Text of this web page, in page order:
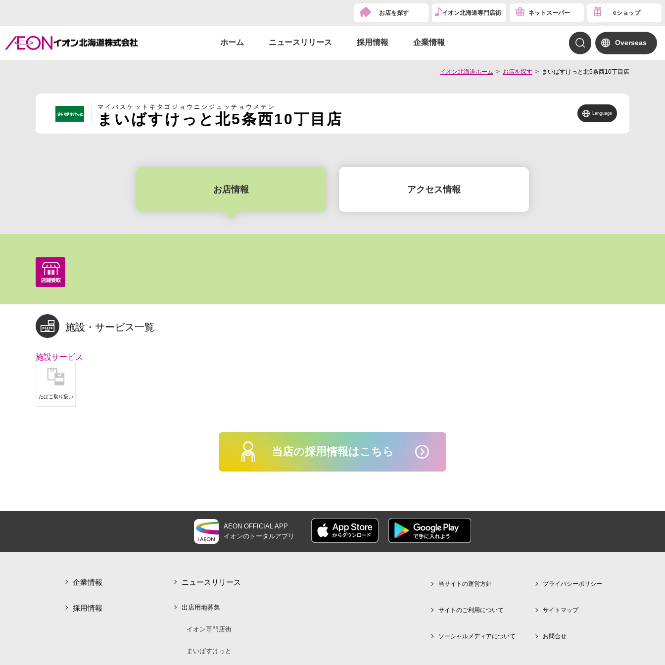
お店を探す イオン北海道専門店街 ネットスーパー eショップ
ホーム ニュースリリース 採用情報 企業情報 Overseas
イオン北海道ホーム お店を探す まいばすけっと北5条西10丁目店
マイバスケットキタゴジョウニシジュッチョウメテン
まいばすけっと北5条西10丁目店 Language
お店情報 アクセス情報
施設・サービス一覧
施設サービス
たばこ取り扱い
当店の採用情報はこちら
AEON OFFICIAL APP
イオンの トータルアプリ
企業情報
採用情報
ニュースリリース
出店用地募集
イオン専門店街
まいばすけっと
当サイトの運営方針
サイトのご利用について
ソーシャルメディアについて
プライバシーポリシー
サイトマップ
お問合せ